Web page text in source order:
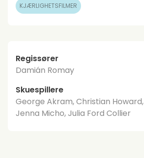
KJÆRLIGHETSFILMER
Regissører
Damián Romay
Skuespillere
George Akram, Christian Howard,
Jenna Micho, Julia Ford Collier